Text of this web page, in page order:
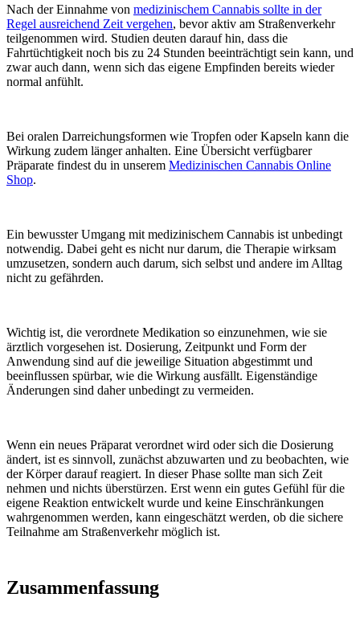
Nach der Einnahme von medizinischem Cannabis sollte in der
Regel ausreichend Zeit vergehen, bevor aktiv am Straßenverkehr
teilgenommen wird. Studien deuten darauf hin, dass die
Fahrtüchtigkeit noch bis zu 24 Stunden beeinträchtigt sein kann, und
zwar auch dann, wenn sich das eigene Empfinden bereits wieder
normal anfühlt.
Bei oralen Darreichungsformen wie Tropfen oder Kapseln kann die
Wirkung zudem länger anhalten. Eine Übersicht verfügbarer
Präparate findest du in unserem Medizinischen Cannabis Online
Shop.
Ein bewusster Umgang mit medizinischem Cannabis ist unbedingt
notwendig. Dabei geht es nicht nur darum, die Therapie wirksam
umzusetzen, sondern auch darum, sich selbst und andere im Alltag
nicht zu gefährden.
Wichtig ist, die verordnete Medikation so einzunehmen, wie sie
ärztlich vorgesehen ist. Dosierung, Zeitpunkt und Form der
Anwendung sind auf die jeweilige Situation abgestimmt und
beeinflussen spürbar, wie die Wirkung ausfällt. Eigenständige
Änderungen sind daher unbedingt zu vermeiden.
Wenn ein neues Präparat verordnet wird oder sich die Dosierung
ändert, ist es sinnvoll, zunächst abzuwarten und zu beobachten, wie
der Körper darauf reagiert. In dieser Phase sollte man sich Zeit
nehmen und nichts überstürzen. Erst wenn ein gutes Gefühl für die
eigene Reaktion entwickelt wurde und keine Einschränkungen
wahrgenommen werden, kann eingeschätzt werden, ob die sichere
Teilnahme am Straßenverkehr möglich ist.
Zusammenfassung